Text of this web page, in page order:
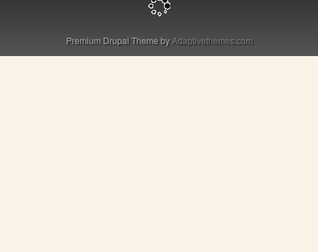
Premium Drupal Theme byAdaptivethemes.com